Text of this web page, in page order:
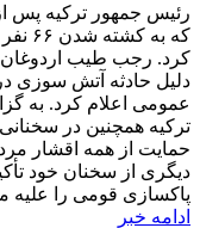
رئیس جمهور ترکیه پس
که
کرد. رجب طیب
دلیل حادثه آتش سوزی
عمومی اعلام کرد. به
ترکیه همچنین در
حمایت از همه اقشار
دیگری از سخنان خود
پاکسازی قومی را علیه
ادامه خبر